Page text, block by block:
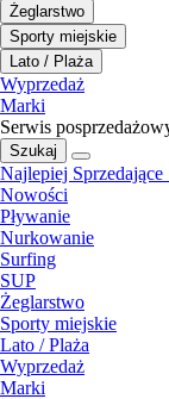
Żeglarstwo
Sporty miejskie
Lato / Plaża
Wyprzedaż
Marki
Serwis
Szukaj
Najlepiej Sprzedające
Nowości
Pływanie
Nurkowanie
Surfing
SUP
Żeglarstwo
Sporty miejskie
Lato / Plaża
Wyprzedaż
Marki